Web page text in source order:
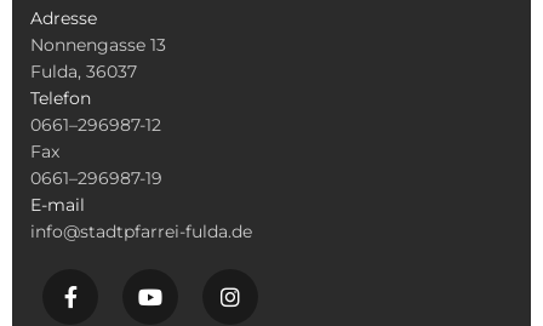
Adresse
Nonnengasse 13
Fulda, 36037
Telefon
0661–296987-12
Fax
0661–296987-19
E-mail
info@stadtpfarrei-fulda.de